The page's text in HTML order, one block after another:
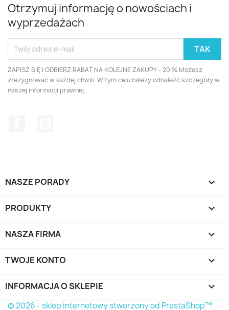
Otrzymuj informację o nowościach i
wyprzedażach
ZAPISZ SIĘ I ODBIERZ RABAT NA KOLEJNE ZAKUPY - 20 % Możesz
zrezygnować w każdej chwili. W tym celu należy odnaleźć szczegóły w
naszej informacji prawnej.
NASZE PORADY 
PRODUKTY 
NASZA FIRMA 
TWOJE KONTO 
INFORMACJA O SKLEPIE keyboard_arrow_down
© 2026 - sklep internetowy stworzony od PrestaShop™